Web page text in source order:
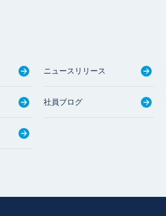
ニュースリリース
社員ブログ